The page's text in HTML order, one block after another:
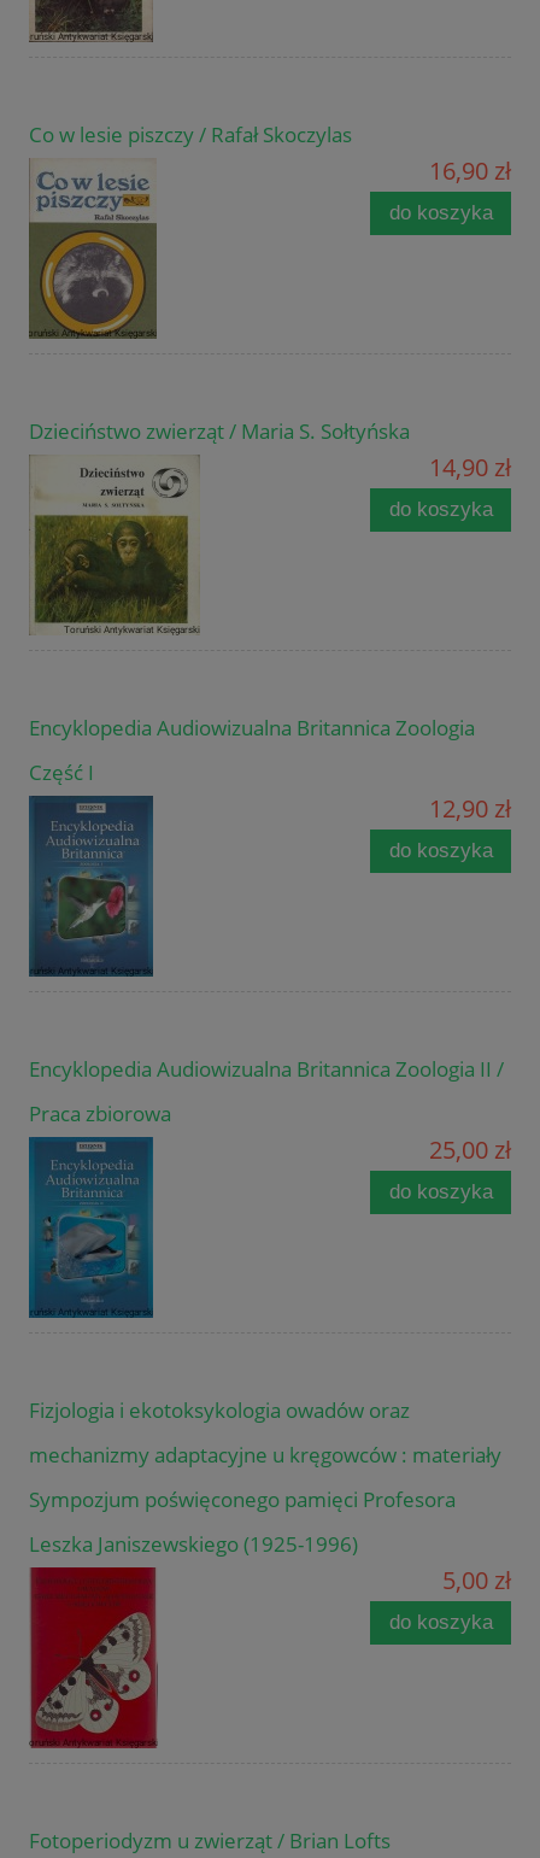
Co w lesie piszczy / Rafał Skoczylas
16,90 zł
do koszyka
Dzieciństwo zwierząt / Maria S. Sołtyńska
14,90 zł
do koszyka
Encyklopedia Audiowizualna Britannica Zoologia
Część I
12,90 zł
do koszyka
Encyklopedia Audiowizualna Britannica Zoologia II /
Praca zbiorowa
25,00 zł
do koszyka
Fizjologia i ekotoksykologia owadów oraz
mechanizmy adaptacyjne u kręgowców : materiały
Sympozjum poświęconego pamięci Profesora
Leszka Janiszewskiego (1925-1996)
5,00 zł
do koszyka
Fotoperiodyzm u zwierząt / Brian Lofts